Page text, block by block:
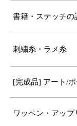
書籍・ステッチの
刺繍糸・ラメ糸
[完成品] アート/
ワッペン・アップ